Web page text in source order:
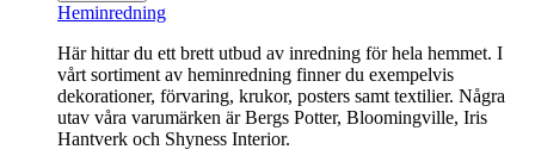
Heminredning
Här hittar du ett brett utbud av inredning för hela hemmet. I
vårt sortiment av heminredning finner du exempelvis
dekorationer, förvaring, krukor, posters samt textilier. Några
utav våra varumärken är Bergs Potter, Bloomingville, Iris
Hantverk och Shyness Interior.